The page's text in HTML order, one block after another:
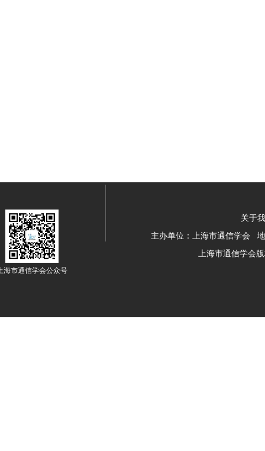
海市通信学会公众号
关于
主办单位：上海市通信学会
上海市通信学会版